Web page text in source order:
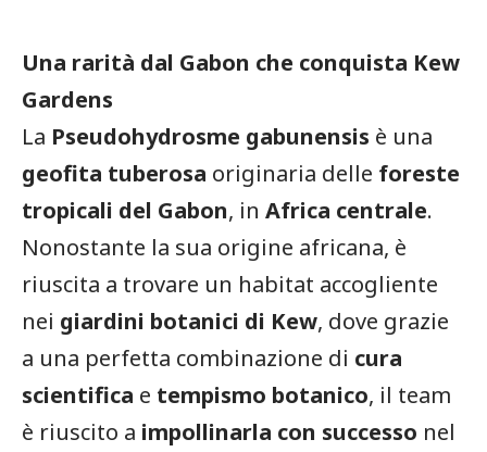
Una rarità dal Gabon che conquista Kew
Gardens
La Pseudohydrosme gabunensis è una
geofita tuberosa originaria delle foreste
tropicali del Gabon, in Africa centrale.
Nonostante la sua origine africana, è
riuscita a trovare un habitat accogliente
nei giardini botanici di Kew, dove grazie
a una perfetta combinazione di cura
scientifica e tempismo botanico, il team
è riuscito a impollinarla con successo nel